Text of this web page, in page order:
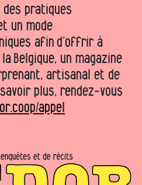
des pratiques
un mode
afin d’offrir à
Belgique, un magazine
artisanal et de
plus, rendez-vous
appel